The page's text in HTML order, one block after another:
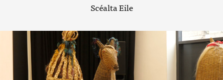
Scéalta Eile